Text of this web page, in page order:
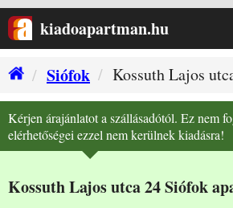
kiadoapartman.hu
Siófok
Kossuth Lajos
Kérjen árajánlatot a szállásadótól. Ez nem
elérhetőségei ezzel nem kerülnek kiadásra!
Kossuth Lajos utca 24 Siófok